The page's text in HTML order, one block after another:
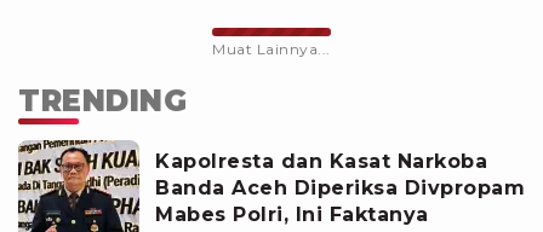
Muat Lainnya...
TRENDING
Kapolresta dan Kasat Narkoba
Banda Aceh Diperiksa Divpropam
Mabes Polri, Ini Faktanya